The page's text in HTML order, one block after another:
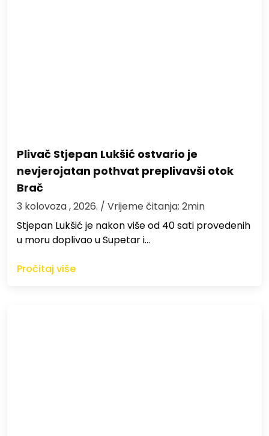
Plivač Stjepan Lukšić ostvario je
nevjerojatan pothvat preplivavši otok
Brač
3 kolovoza , 2026. / Vrijeme čitanja: 2min
St​jepan Lukšić je nakon više od 40 sati provedenih
u moru doplivao u Supetar i…
Pročitaj više